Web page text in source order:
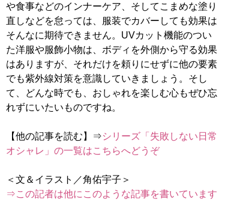
や食事などのインナーケア、そしてこまめな塗り
直しなどを怠っては、服装でカバーしても効果は
そんなに期待できません。UVカット機能のつい
た洋服や服飾小物は、ボディを外側から守る効果
はありますが、それだけを頼りにせずに他の要素
でも紫外線対策を意識していきましょう。そし
て、どんな時でも、おしゃれを楽しむ心もぜひ忘
れずにいたいものですね。
【他の記事を読む】⇒シリーズ「失敗しない日常
オシャレ」の一覧はこちらへどうぞ
⇒この記者は他にこのような記事を書いています